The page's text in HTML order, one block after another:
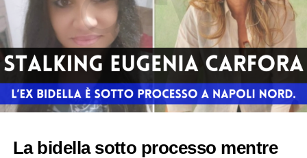
La bidella sotto processo mentre